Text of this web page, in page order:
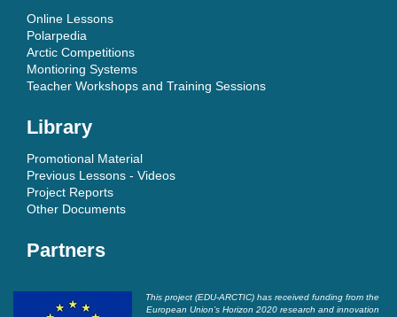
Online Lessons
Polarpedia
Arctic Competitions
Montioring Systems
Teacher Workshops and Training Sessions
Library
Promotional Material
Previous Lessons - Videos
Project Reports
Other Documents
Partners
This project (EDU-ARCTIC) has received funding from the
European Union’s Horizon 2020 research and innovation